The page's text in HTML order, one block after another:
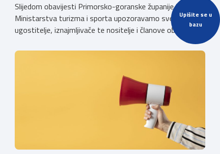
Upišite se u
bazu
Slijedom obavijesti Primorsko-goranske županije i
Ministarstva turizma i sporta upozoravamo sve
ugostitelje, iznajmljivače te nositelje i članove obiteljskih
poljoprivrednih gospodarstava o prestanku važenja
privremenih rješenja izdanih sukladno Zakonu o
1. siječnja 2025. godine više ne mogu podnositi novi
zahtjevi za izdavanje privremenih rješenja, dok već izdana